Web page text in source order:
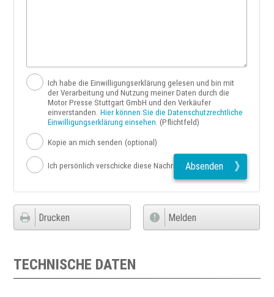
Ich habe die Einwilligungserklärung gelesen und bin mit
der Verarbeitung und Nutzung meiner Daten durch die
Motor Presse Stuttgart GmbH und den Verkäufer
einverstanden. Hier können Sie die Datenschutzrechtliche
Einwilligungserklärung einsehen. (Pflichtfeld)
Kopie an mich senden (optional)
Ich persönlich verschicke diese Nachricht Absenden
Drucken Melden
TECHNISCHE DATEN